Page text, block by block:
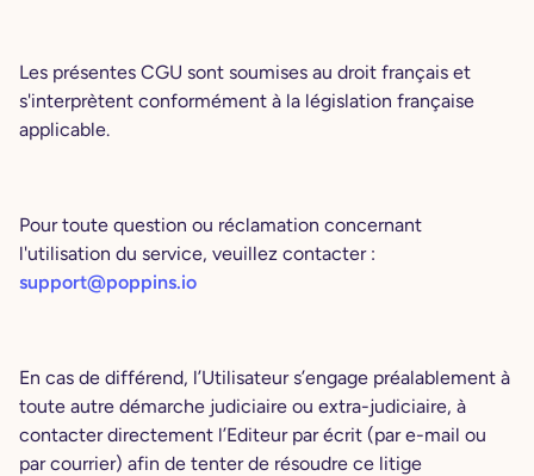
Les présentes CGU sont soumises au droit français et
s'interprètent conformément à la législation française
applicable.
Pour toute question ou réclamation concernant
l'utilisation du service, veuillez contacter :
support@poppins.io
En cas de différend, l’Utilisateur s’engage préalablement à
toute autre démarche judiciaire ou extra-judiciaire, à
contacter directement l’Editeur par écrit (par e-mail ou
par courrier) afin de tenter de résoudre ce litige